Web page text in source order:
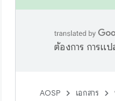
ต้องการ การแ
AOSP เอกสาร